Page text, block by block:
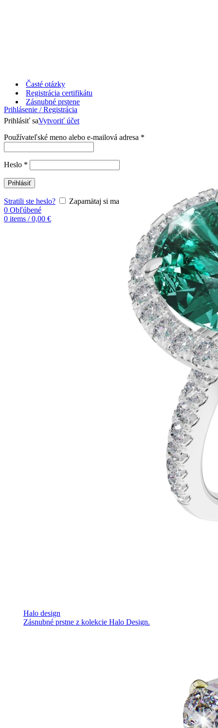
Časté otázky
Registrácia certifikátu
Prihlásenie / Registrácia
Prihlásiť saVytvoriť účet
Používateľské meno alebo e-mailová adresa *
Heslo *
Prihlásiť
Stratili ste heslo?
Zapamätaj si ma
0 Obľúbené
0 items / 0,00 €
Zásnubné prstene
Halo design
Zásnubné prstne z kolekcie Halo Design.